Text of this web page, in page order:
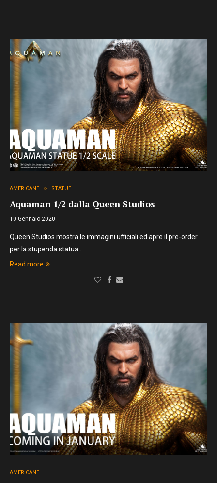
AMERICANE STATUE
Aquaman 1/2 dalla Queen Studios
10 Gennaio 2020
Queen Studios mostra le immagini ufficiali ed apre il pre-order
per la stupenda statua…
Read more
AMERICANE